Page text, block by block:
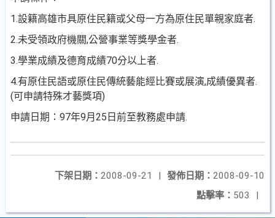
1.設籍高雄市具原住民籍或父母一方為原住民單親家庭者.
2.未受領政府機關,公營事業等獎學金者.
3.學業成績及德育成績70分以上者.
4.有原住民語或原住民傳統藝能經比賽或展演,成績優異者.
(可申請特殊才藝獎項)
申請日期：97年9月25日前至教務處申請.
發佈日期： 2008-09-10
下架日期： 2008-09-21
|
點擊率： 503 |